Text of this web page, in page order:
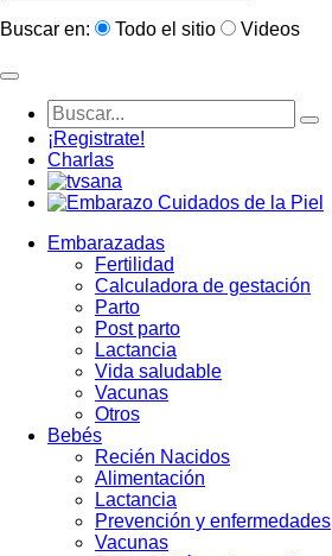
Buscar en: Todo el sitio Videos
¡Registrate!
Charlas
Embarazadas
Fertilidad
Calculadora de gestación
Parto
Post parto
Lactancia
Vida saludable
Vacunas
Otros
Bebés
Recién Nacidos
Alimentación
Lactancia
Prevención y enfermedades
Vacunas